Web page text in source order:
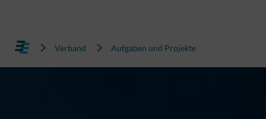
Verband Aufgaben und Projekte